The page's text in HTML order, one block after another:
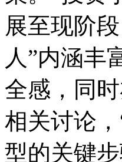
展至现阶
人”内涵丰
全感，同
相关讨论
型的关键步